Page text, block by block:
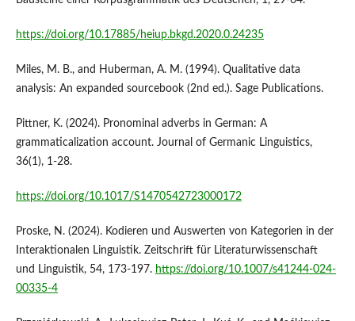
https://doi.org/10.17885/heiup.bkgd.2020.0.24235
Miles, M. B., and Huberman, A. M. (1994). Qualitative data
analysis: An expanded sourcebook (2nd ed.). Sage Publications.
Pittner, K. (2024). Pronominal adverbs in German: A
grammaticalization account. Journal of Germanic Linguistics,
36(1), 1-28.
https://doi.org/10.1017/S1470542723000172
Proske, N. (2024). Kodieren und Auswerten von Kategorien in der
Interaktionalen Linguistik. Zeitschrift für Literaturwissenschaft
und Linguistik, 54, 173-197. https://doi.org/10.1007/s41244-024-
00335-4